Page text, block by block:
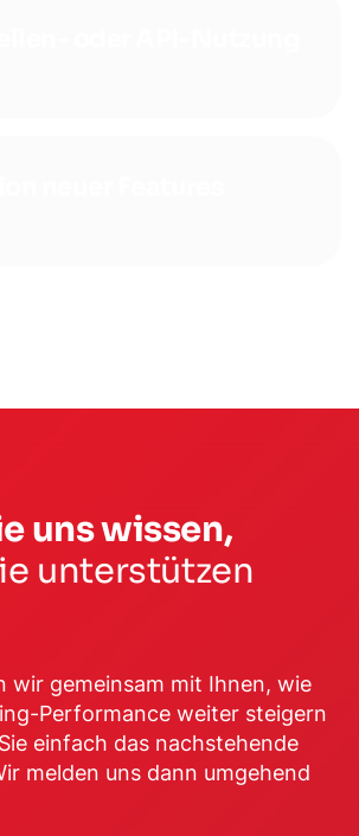
uns wissen,
unterstützen
wir gemeinsam mit Ihnen, wie
Performance weiter steigern
einfach das nachstehende
melden uns dann umgehend